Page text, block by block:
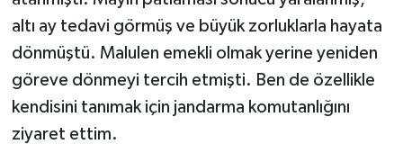
altı ay tedavi görmüş ve büyük zorluklarla hayata
dönmüştü. Malulen emekli olmak yerine yeniden
göreve dönmeyi tercih etmişti. Ben de özellikle
kendisini tanımak için jandarma komutanlığını
ziyaret ettim.